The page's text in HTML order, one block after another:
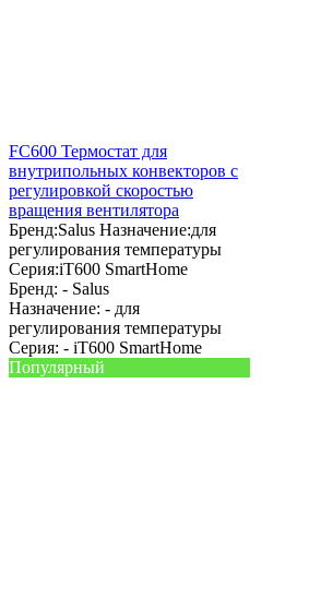
FC600 Термостат для
внутрипольных конвекторов с
регулировкой скоростью
вращения вентилятора
Бренд:Salus Назначение:для
регулирования температуры
Серия:iT600 SmartHome
Бренд: - Salus
Назначение: - для
регулирования температуры
Серия: - iT600 SmartHome
Популярный